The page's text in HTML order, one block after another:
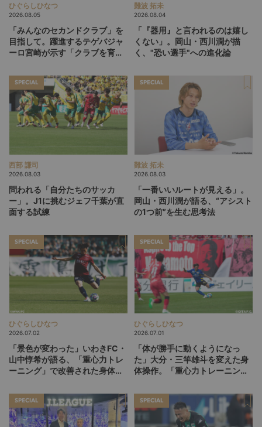
ひぐらしひなつ
2026.08.05
「みんなのセカンドクラブ」を
目指して。躍進するテゲバジャ
ーロ宮崎が示す「クラブを育て
難波 拓未
2026.08.04
「『器用』と言われるのは嬉し
くない」。岡山・西川潤が描
く、"恐い選手"への進化論
SPECIAL
西部 謙司
2026.08.03
問われる「自分たちのサッカ
ー」。J1に挑むジェフ千葉が直
面する試練
SPECIAL
難波 拓未
2026.08.03
「一番いいルートが見える」。
岡山・西川潤が語る、“アシスト
の1つ前”を生む思考法
SPECIAL
ひぐらしひなつ
2026.07.02
「景色が変わった」いわきFC・
山中惇希が語る、「重心力トレ
ーニング」で改善された身体と
SPECIAL
ひぐらしひなつ
2026.07.01
「体が勝手に動くようになっ
た」大分・三竿雄斗を変えた身
体操作。「重心力トレーニン
SPECIAL SPECIAL